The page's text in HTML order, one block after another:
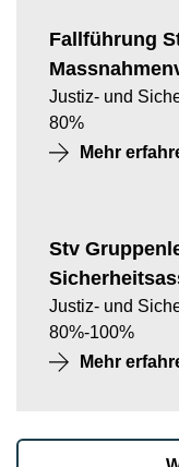
Fallführung
Justiz- und
80%
Mehr
Stv
Justiz- und
80%-100%
Mehr